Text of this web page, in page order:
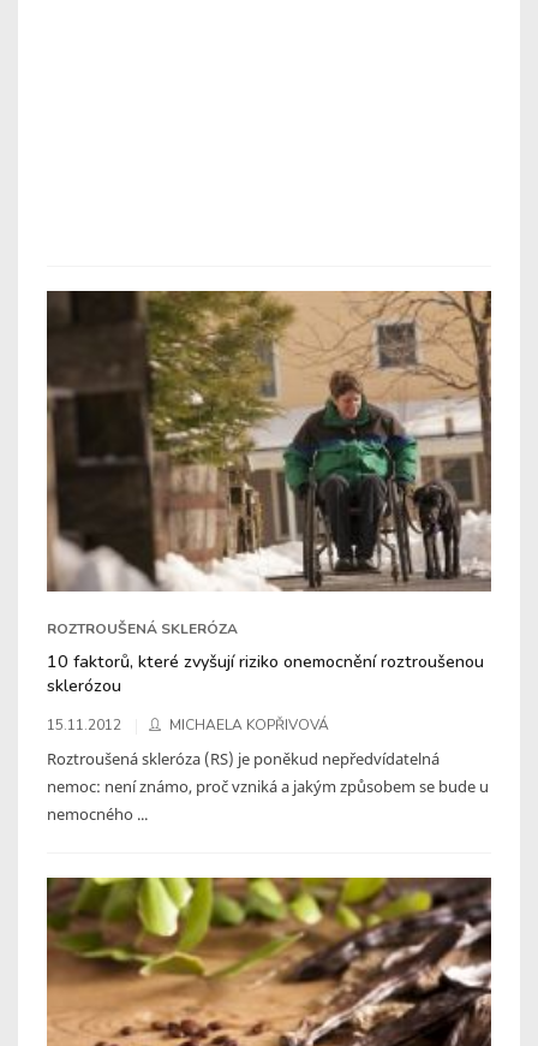
ROZTROUŠENÁ SKLERÓZA
10 faktorů, které zvyšují riziko onemocnění roztroušenou
sklerózou
15.11.2012 MICHAELA KOPŘIVOVÁ
Roztroušená skleróza (RS) je poněkud nepředvídatelná
nemoc: není známo, proč vzniká a jakým způsobem se bude u
nemocného ...